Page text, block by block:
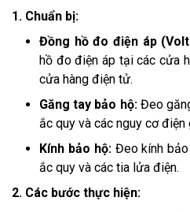
1. Chuẩn bị:
Đồng hồ đo điện áp
hồ đo điện áp tại các cửa
cửa hàng điện tử.
Găng tay bảo hộ: Đeo
ắc quy và các nguy cơ điện
Kính bảo hộ: Đeo kính
ắc quy và các tia lửa điện.
2. Các bước thực hiện: